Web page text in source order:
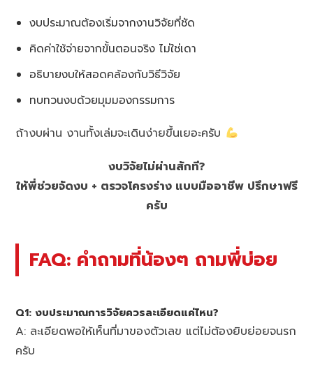
งบประมาณต้องเริ่มจากงานวิจัยที่ชัด
คิดค่าใช้จ่ายจากขั้นตอนจริง ไม่ใช่เดา
อธิบายงบให้สอดคล้องกับวิธีวิจัย
ทบทวนงบด้วยมุมมองกรรมการ
ถ้างบผ่าน งานทั้งเล่มจะเดินง่ายขึ้นเยอะครับ
งบวิจัยไม่ผ่านสักที?
ให้พี่ช่วยจัดงบ + ตรวจโครงร่าง แบบมืออาชีพ ปรึกษาฟรี
ครับ
FAQ: คำถามที่น้องๆ ถามพี่บ่อย
Q1: งบประมาณการวิจัยควรละเอียดแค่ไหน?
A: ละเอียดพอให้เห็นที่มาของตัวเลข แต่ไม่ต้องยิบย่อยจนรก
ครับ